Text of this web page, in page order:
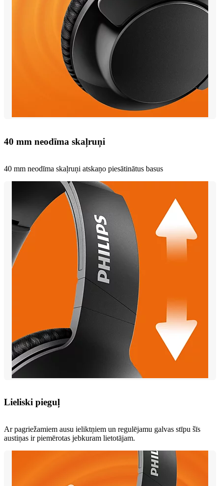
40 mm neodīma skaļruņi
40 mm neodīma skaļruņi atskaņo piesātinātus basus
Lieliski pieguļ
Ar pagriežamiem ausu ieliktņiem un regulējamu galvas stīpu šīs
austiņas ir piemērotas jebkuram lietotājam.